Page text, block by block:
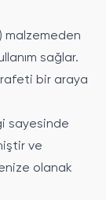
malzemeden
sağlar.
bir araya
sayesinde
ve
olanak